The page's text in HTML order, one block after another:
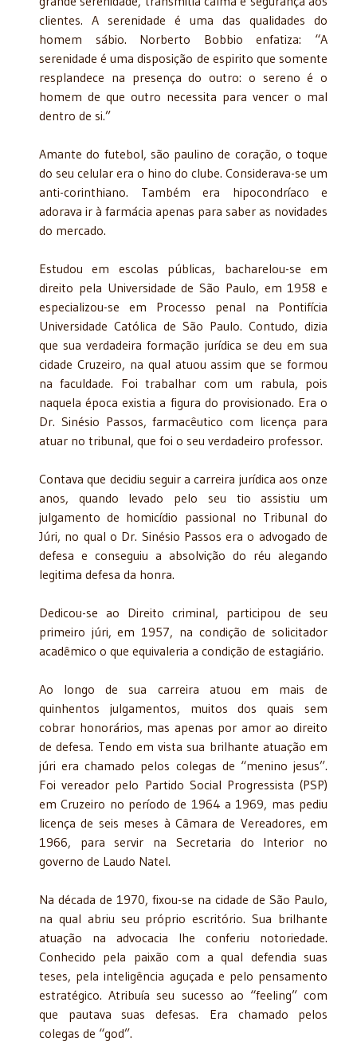
clientes. A serenidade é uma das qualidades do
homem sábio. Norberto Bobbio enfatiza: “A
serenidade é uma disposição de espirito que somente
resplandece na presença do outro: o sereno é o
homem de que outro necessita para vencer o mal
dentro de si.”
Amante do futebol, são paulino de coração, o toque
do seu celular era o hino do clube. Considerava-se um
anti-corinthiano. Também era hipocondríaco e
adorava ir à farmácia apenas para saber as novidades
do mercado.
Estudou em escolas públicas, bacharelou-se em
direito pela Universidade de São Paulo, em 1958 e
especializou-se em Processo penal na Pontifícia
Universidade Católica de São Paulo. Contudo, dizia
que sua verdadeira formação jurídica se deu em sua
cidade Cruzeiro, na qual atuou assim que se formou
na faculdade. Foi trabalhar com um rabula, pois
naquela época existia a figura do provisionado. Era o
Dr. Sinésio Passos, farmacêutico com licença para
atuar no tribunal, que foi o seu verdadeiro professor.
Contava que decidiu seguir a carreira jurídica aos onze
anos, quando levado pelo seu tio assistiu um
julgamento de homicídio passional no Tribunal do
Júri, no qual o Dr. Sinésio Passos era o advogado de
defesa e conseguiu a absolvição do réu alegando
legitima defesa da honra.
Dedicou-se ao Direito criminal, participou de seu
primeiro júri, em 1957, na condição de solicitador
acadêmico o que equivaleria a condição de estagiário.
Ao longo de sua carreira atuou em mais de
quinhentos julgamentos, muitos dos quais sem
cobrar honorários, mas apenas por amor ao direito
de defesa. Tendo em vista sua brilhante atuação em
júri era chamado pelos colegas de “menino jesus”.
Foi vereador pelo Partido Social Progressista (PSP)
em Cruzeiro no período de 1964 a 1969, mas pediu
licença de seis meses à Câmara de Vereadores, em
1966, para servir na Secretaria do Interior no
governo de Laudo Natel.
Na década de 1970, fixou-se na cidade de São Paulo,
na qual abriu seu próprio escritório. Sua brilhante
atuação na advocacia lhe conferiu notoriedade.
Conhecido pela paixão com a qual defendia suas
teses, pela inteligência aguçada e pelo pensamento
estratégico. Atribuía seu sucesso ao “feeling” com
que pautava suas defesas. Era chamado pelos
colegas de “god”.